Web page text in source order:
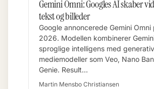
Gemini Omni: Googles AI skaber
tekst og billeder
Google annoncerede Gemini Omni
2026. Modellen kombinerer
sproglige intelligens med
mediemodeller som Veo, Nano
Genie. Result…
Martin Mensbo Christiansen